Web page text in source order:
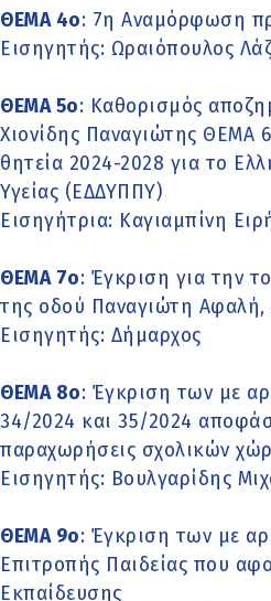
ΘΕΜΑ 4o: 7η Αναμόρφωση
Εισηγητής: Ωραιόπουλος
ΘΕΜΑ 5o: Καθορισμός
Χιονίδης Παναγιώτης ΘΕΜΑ
θητεία 2024-2028 για το
Υγείας (ΕΔΔΥΠΠΥ)
Εισηγήτρια: Καγιαμπίνη
ΘΕΜΑ 7o: Έγκριση για την
της οδού Παναγιώτη Αφαλή,
Εισηγητής: Δήμαρχος
ΘΕΜΑ 8o: Έγκριση των με
34/2024 και 35/2024
παραχωρήσεις σχολικών
Εισηγητής: Βουλγαρίδης
ΘΕΜΑ 9o: Έγκριση των με
Επιτροπής Παιδείας που
Εκπαίδευσης